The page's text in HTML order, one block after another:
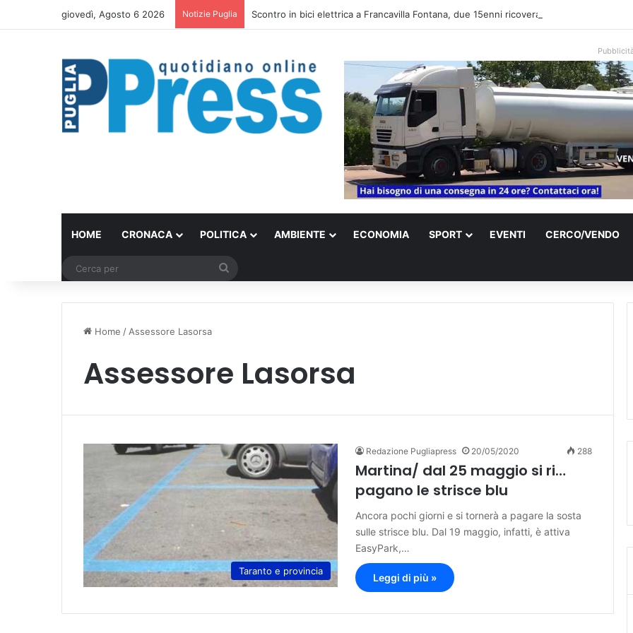
giovedì, Agosto 6 2026 Notizie Puglia Scontro in bici elettrica a Francavilla Fontana, due 15enni ricoverati in gravi condizioni
HOME CRONACA POLITICA AMBIENTE ECONOMIA SPORT EVENTI CERCO/VENDO
Home /Assessore Lasorsa
Assessore Lasorsa
Taranto e provincia
Redazione Pugliapress 20/05/2020 288
Martina/ dal 25 maggio si ri…
pagano le strisce blu
Ancora pochi giorni e si tornerà a pagare la sosta
sulle strisce blu. Dal 19 maggio, infatti, è attiva
EasyPark,…
Leggi di più »